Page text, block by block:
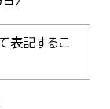
表記するこ